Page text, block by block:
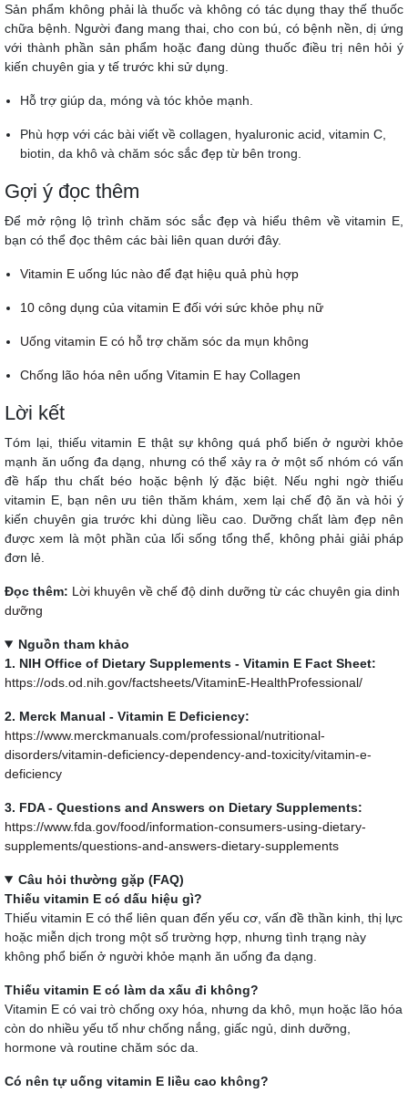
Sản phẩm không phải là thuốc và không có tác dụng thay thế thuốc
chữa bệnh. Người đang mang thai, cho con bú, có bệnh nền, dị ứng
với thành phần sản phẩm hoặc đang dùng thuốc điều trị nên hỏi ý
kiến chuyên gia y tế trước khi sử dụng.
Hỗ trợ giúp da, móng và tóc khỏe mạnh.
Phù hợp với các bài viết về collagen, hyaluronic acid, vitamin C,
biotin, da khô và chăm sóc sắc đẹp từ bên trong.
Gợi ý đọc thêm
Để mở rộng lộ trình chăm sóc sắc đẹp và hiểu thêm về vitamin E,
bạn có thể đọc thêm các bài liên quan dưới đây.
Vitamin E uống lúc nào để đạt hiệu quả phù hợp
10 công dụng của vitamin E đối với sức khỏe phụ nữ
Uống vitamin E có hỗ trợ chăm sóc da mụn không
Chống lão hóa nên uống Vitamin E hay Collagen
Lời kết
Tóm lại, thiếu vitamin E thật sự không quá phổ biến ở người khỏe
mạnh ăn uống đa dạng, nhưng có thể xảy ra ở một số nhóm có vấn
đề hấp thu chất béo hoặc bệnh lý đặc biệt. Nếu nghi ngờ thiếu
vitamin E, bạn nên ưu tiên thăm khám, xem lại chế độ ăn và hỏi ý
kiến chuyên gia trước khi dùng liều cao. Dưỡng chất làm đẹp nên
được xem là một phần của lối sống tổng thể, không phải giải pháp
đơn lẻ.
Đọc thêm: Lời khuyên về chế độ dinh dưỡng từ các chuyên gia dinh
dưỡng
Nguồn tham khảo
1. NIH Office of Dietary Supplements - Vitamin E Fact Sheet:
https://ods.od.nih.gov/factsheets/VitaminE-HealthProfessional/
2. Merck Manual - Vitamin E Deficiency:
https://www.merckmanuals.com/professional/nutritional-
disorders/vitamin-deficiency-dependency-and-toxicity/vitamin-e-
deficiency
3. FDA - Questions and Answers on Dietary Supplements:
https://www.fda.gov/food/information-consumers-using-dietary-
supplements/questions-and-answers-dietary-supplements
Câu hỏi thường gặp (FAQ)
Thiếu vitamin E có dấu hiệu gì?
Thiếu vitamin E có thể liên quan đến yếu cơ, vấn đề thần kinh, thị lực
hoặc miễn dịch trong một số trường hợp, nhưng tình trạng này
không phổ biến ở người khỏe mạnh ăn uống đa dạng.
Thiếu vitamin E có làm da xấu đi không?
Vitamin E có vai trò chống oxy hóa, nhưng da khô, mụn hoặc lão hóa
còn do nhiều yếu tố như chống nắng, giấc ngủ, dinh dưỡng,
hormone và routine chăm sóc da.
Có nên tự uống vitamin E liều cao không?